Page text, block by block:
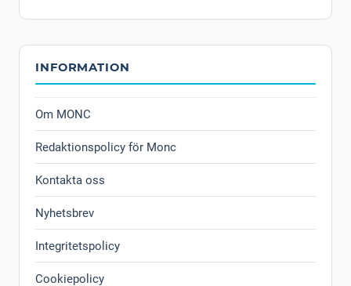
INFORMATION
Om MONC
Redaktionspolicy för Monc
Kontakta oss
Nyhetsbrev
Integritetspolicy
Cookiepolicy